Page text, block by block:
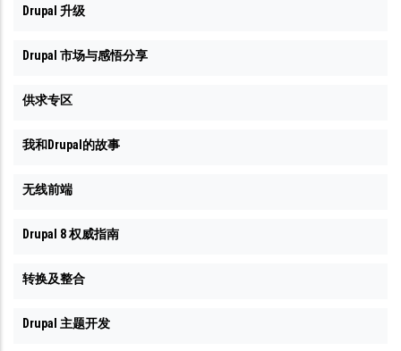
Drupal 升级
Drupal 市场与感悟分享
供求专区
我和Drupal的故事
无线前端
Drupal 8 权威指南
转换及整合
Drupal 主题开发